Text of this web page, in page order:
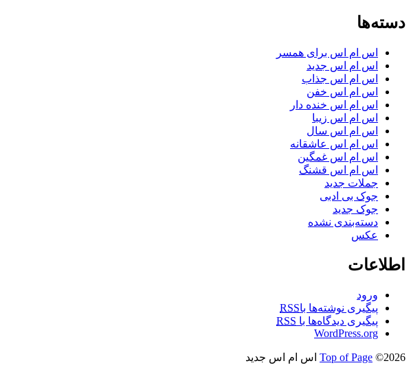
دسته‌ها
اس ام اس برای همسر
اس ام اس جدید
اس ام اس جذاب
اس ام اس خفن
اس ام اس خنده دار
اس ام اس زیبا
اس ام اس سال
اس ام اس عاشقانه
اس ام اس غمگین
اس ام اس قشنگ
جملات جدید
جوک بی ادبی
جوک جدید
دسته‌بندی نشده
عکس
اطلاعات
ورود
پیگیری نوشته‌ها باRSS
پیگیری دیدگاه‌ها با RSS
WordPress.org
Top of Page ©2026 اس ام اس جدید